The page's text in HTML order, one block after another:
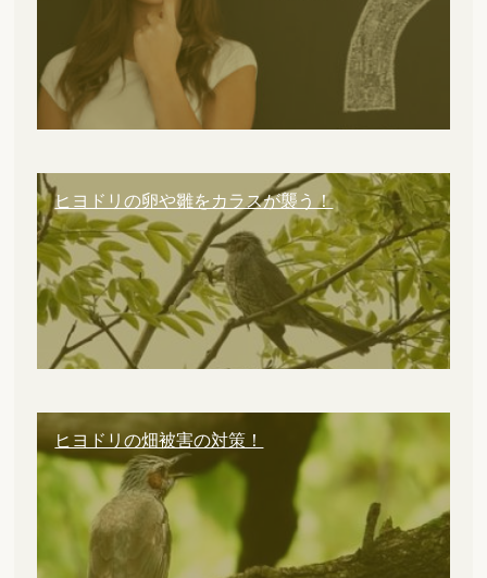
ヒヨドリの卵や雛をカラスが襲う！
ヒヨドリの畑被害の対策！